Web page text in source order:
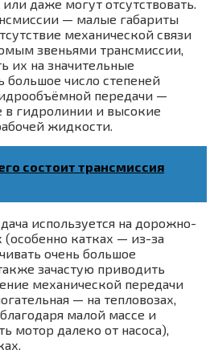
даже могут отсутствовать.
— малые габариты
механической связи
звеньями трансмиссии,
их на значительные
большое число степеней
передачи —
в гидролинии и высокие
жидкости.
состоит трансмиссия
используется на дорожно-
катках — из-за
очень большое
зачастую приводить
механической передачи
— на тепловозах,
малой массе и
мотор далеко от насоса),